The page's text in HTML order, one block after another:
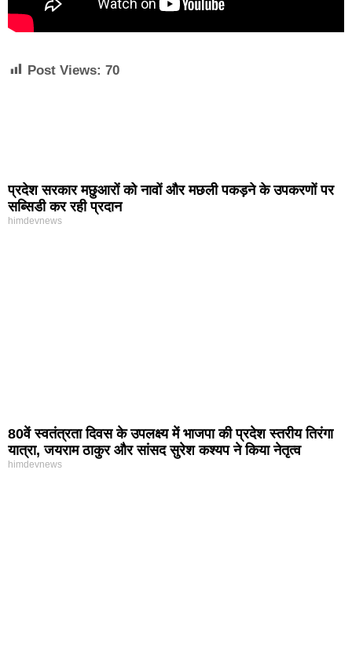
Post Views: 70
प्रदेश सरकार मछुआरों को नावों और मछली पकड़ने के उपकरणों पर
सब्सिडी कर रही प्रदान
himdevnews
80वें स्वतंत्रता दिवस के उपलक्ष्य में भाजपा की प्रदेश स्तरीय तिरंगा
यात्रा, जयराम ठाकुर और सांसद सुरेश कश्यप ने किया नेतृत्व
himdevnews